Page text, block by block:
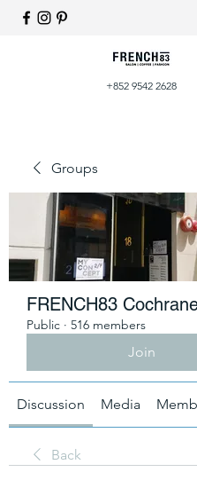
+852 9542 2628
Groups
FRENCH83
Public · 516 members
Join
Discussion Media
Back